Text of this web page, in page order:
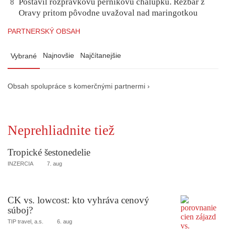
8
Oravy pritom pôvodne uvažoval nad maringotkou
PARTNERSKÝ OBSAH
Vybrané Najnovšie Najčítanejšie
Obsah spolupráce s komerčnými partnermi ›
Neprehliadnite tiež
Tropické šestonedelie
INZERCIA 7. aug
CK vs. lowcost: kto vyhráva cenový
súboj?
TIP travel, a.s. 6. aug